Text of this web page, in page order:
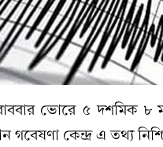
ভোরে ৫ দশমিক
গবেষণা কেন্দ্র এ তথ্য